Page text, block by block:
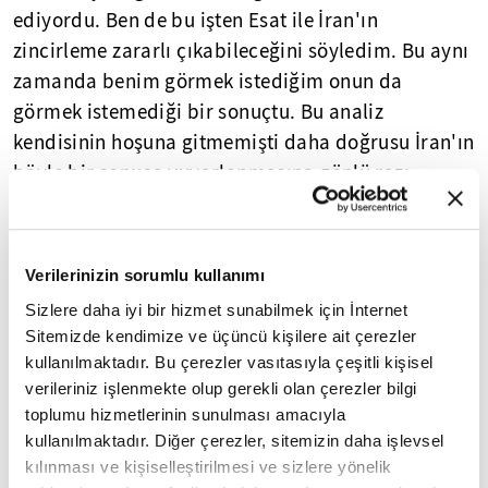
Verilerinizin sorumlu kullanımı
Sizlere daha iyi bir hizmet sunabilmek için İnternet
Sitemizde kendimize ve üçüncü kişilere ait çerezler
kullanılmaktadır. Bu çerezler vasıtasıyla çeşitli kişisel
verileriniz işlenmekte olup gerekli olan çerezler bilgi
toplumu hizmetlerinin sunulması amacıyla
kullanılmaktadır. Diğer çerezler, sitemizin daha işlevsel
kılınması ve kişiselleştirilmesi ve sizlere yönelik
ediyordu. Ben de bu işten Esat ile İran'ın
zincirleme zararlı çıkabileceğini söyledim. Bu aynı
zamanda benim görmek istediğim onun da
görmek istemediği bir sonuçtu. Bu analiz
kendisinin hoşuna gitmemişti daha doğrusu İran'ın
böyle bir sonuca yuvarlanmasına gönlü razı
olmuyordu. Ona sevgi gözüyle bakıyordu. Bu
gelişme karşısında üzüldüğü her halinden belli
oluyordu. 1980'li yılların idealist gençlerindendi.
Sakarya, İran yanlısı akımın güçlü olduğu
menzillerden birisiydi. Zaman zaman yıkılmadan
evvel Yeni Camii Kıraathanesinde o tür gençlerle
sohbet ederdik. Vakıa ve realizm rüzgarları ese ese
idealizmi çatlatmış ve aşındırmıştı. Herkes bir
tarafa savrulmuştu. 'Güvendikleri dağlara kar
yağmıştı' denildiği gibi güvendikleri ideolojiler de